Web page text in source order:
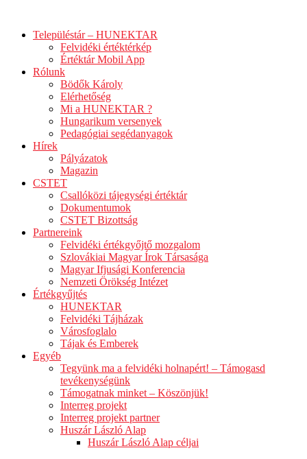
tartalomhozTelepüléstár – HUNEKTAR
Felvidéki értéktérkép
Értéktár Mobil App
Rólunk
Bödők Károly
Elérhetőség
Mi a HUNEKTAR ?
Hungarikum versenyek
Pedagógiai segédanyagok
Hírek
Pályázatok
Magazin
CSTET
Csallóközi tájegységi értéktár
Dokumentumok
CSTET Bizottság
Partnereink
Felvidéki értékgyőjtő mozgalom
Szlovákiai Magyar Írok Társasága
Magyar Ifjusági Konferencia
Nemzeti Örökség Intézet
Értékgyűjtés
HUNEKTAR
Felvidéki Tájházak
Városfoglalo
Tájak és Emberek
Egyéb
Tegyünk ma a felvidéki holnapért! – Támogasd
tevékenységünk
Támogatnak minket – Köszönjük!
Interreg projekt
Interreg projekt partner
Huszár László Alap
Huszár László Alap céljai